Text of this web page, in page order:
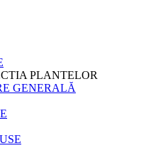
PLANTELOR
GENERALĂ